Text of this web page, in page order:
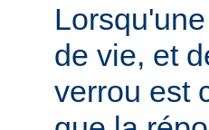
de vie, et
verrou est